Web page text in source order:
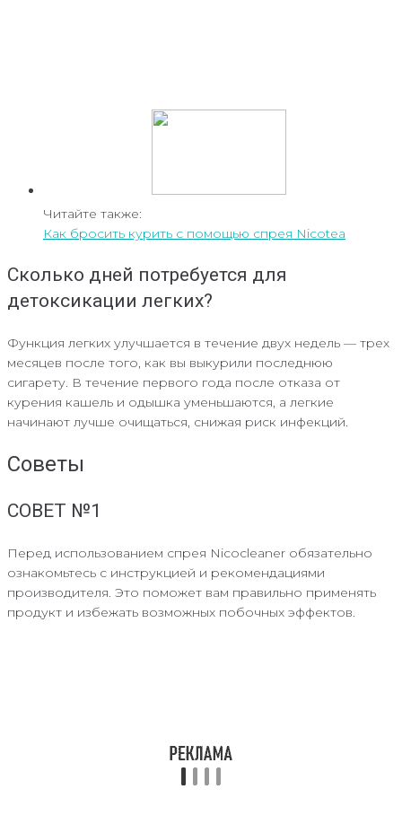
Читайте также:
Как бросить курить с помощью спрея Nicotea
Сколько дней потребуется для
детоксикации легких?
Функция легких улучшается в течение двух недель — трех
месяцев после того, как вы выкурили последнюю
сигарету. В течение первого года после отказа от
курения кашель и одышка уменьшаются, а легкие
начинают лучше очищаться, снижая риск инфекций.
Советы
СОВЕТ №1
Перед использованием спрея Nicocleaner обязательно
ознакомьтесь с инструкцией и рекомендациями
производителя. Это поможет вам правильно применять
продукт и избежать возможных побочных эффектов.